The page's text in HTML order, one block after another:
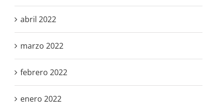
abril 2022
marzo 2022
febrero 2022
enero 2022